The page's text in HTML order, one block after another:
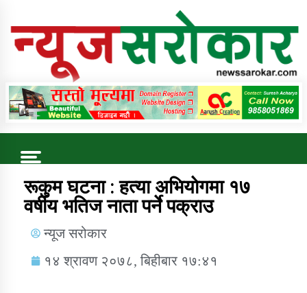
Online News Portal
Trending Now
कुषि बिकास कार्यालय जुम्ला सुचना सन्देश
रूकुम घटना : हत्या अभियाेगमा १७
वर्षीय भतिज नाता पर्ने पक्राउ
न्यूज सरोकार
१४ श्रावण २०७८, बिहीबार १७:४१